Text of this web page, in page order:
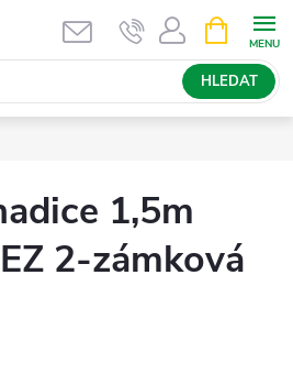
HLEDAT
NÁKUPNÍ
KOŠÍK
1,5m
2-zámková